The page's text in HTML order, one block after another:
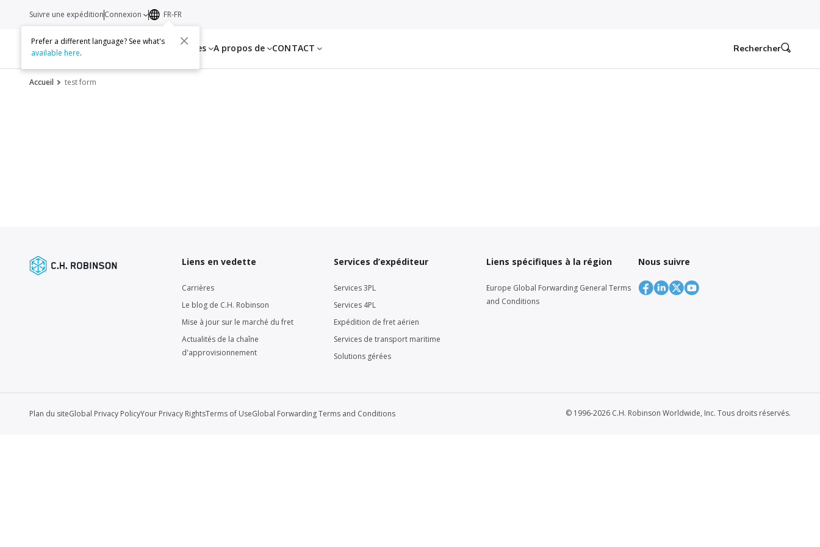
Services Ressources A propos de CONTACT
Suivre une expéditionConnexion FR-FR
Prefer a different language? See what's
available here. Rechercher
Accueil test form
Liens en vedette
Carrières
Le blog de C.H. Robinson
Mise à jour sur le marché du fret
Actualités de la chaîne
d'approvisionnement
Services d’expéditeur
Services 3PL
Services 4PL
Expédition de fret aérien
Services de transport maritime
Solutions gérées
Liens spécifiques à la région
Europe Global Forwarding General Terms
and Conditions
Nous suivre
Plan du siteGlobal Privacy PolicyYour Privacy RightsTerms of UseGlobal Forwarding Terms and Conditions © 1996-2026 C.H. Robinson Worldwide, Inc. Tous droits réservés.